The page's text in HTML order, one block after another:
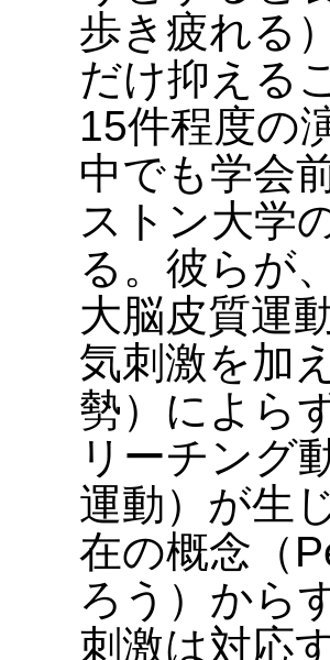
歩き疲れる
だけ抑える
15件程度の
中でも学会
ストン大学
る。彼らが
大脳皮質運
気刺激を加
勢）によら
リーチング
運動）が生
在の概念（
ろう）から
刺激は対応